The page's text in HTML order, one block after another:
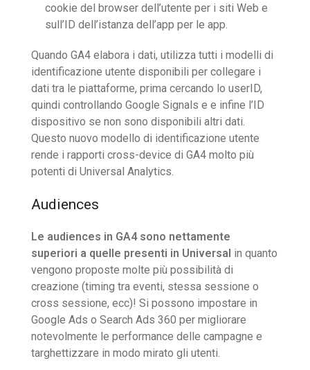
cookie del browser dell’utente per i siti Web e
sull’ID dell’istanza dell’app per le app.
Quando GA4 elabora i dati, utilizza tutti i modelli di
identificazione utente disponibili per collegare i
dati tra le piattaforme, prima cercando lo userID,
quindi controllando Google Signals e e infine l’ID
dispositivo se non sono disponibili altri dati.
Questo nuovo modello di identificazione utente
rende i rapporti cross-device di GA4 molto più
potenti di Universal Analytics.
Audiences
Le audiences in GA4 sono nettamente
superiori a quelle presenti in Universal in quanto
vengono proposte molte più possibilità di
creazione (timing tra eventi, stessa sessione o
cross sessione, ecc)! Si possono impostare in
Google Ads o Search Ads 360 per migliorare
notevolmente le performance delle campagne e
targhettizzare in modo mirato gli utenti.